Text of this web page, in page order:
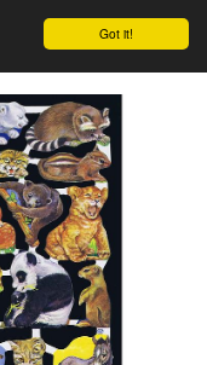
Got it!